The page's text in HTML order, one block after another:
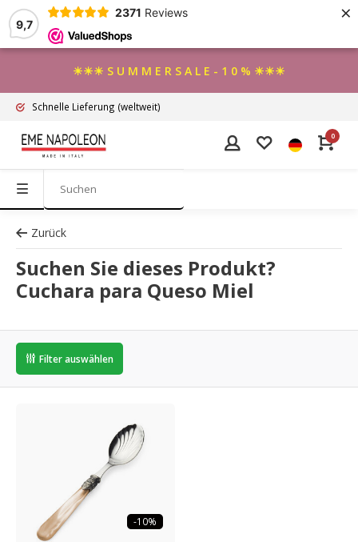
9,7
2371 Reviews ×
☀☀☀ S U M M E R S A L E - 1 0 % ☀☀☀
Schnelle Lieferung (weltweit)
0
Zurück
Suchen Sie dieses Produkt?
Cuchara para Queso Miel
Filter auswählen
-10%